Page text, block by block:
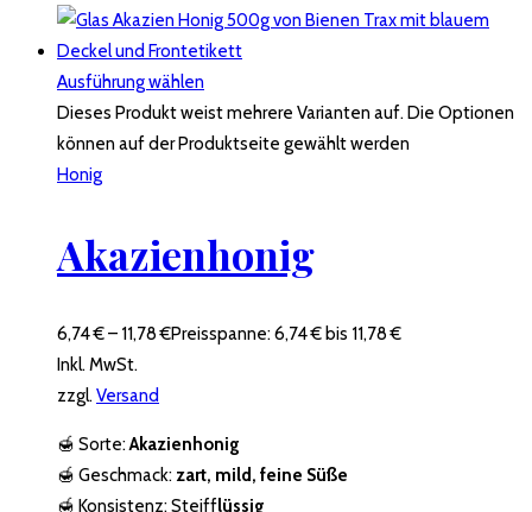
Ausführung wählen
Dieses Produkt weist mehrere Varianten auf. Die Optionen
können auf der Produktseite gewählt werden
Honig
Akazienhonig
6,74€– 11,78€Preisspanne: 6,74 € bis 11,78 €
Inkl. MwSt.
zzgl.Versand
🍯 Sorte:Akazienhonig
🍯 Geschmack:zart, mild, feine Süße
🍯 Konsistenz: Steifflüssig